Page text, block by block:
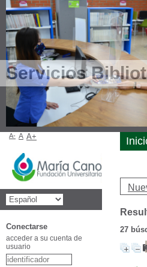
Servicios
27
A- A A+
Conectarse
acceder a su cuenta de
usuario